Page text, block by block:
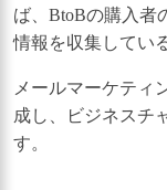
ば、BtoBの購入者
情報を収集してい
メールマーケティ
成し、ビジネスチ
す。